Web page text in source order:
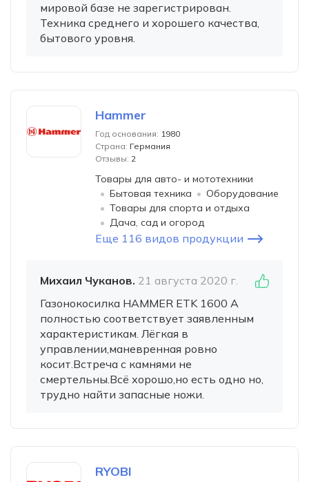
мировой базе не зарегистрирован.
Техника среднего и хорошего качества,
бытового уровня.
Hammer
Год основания: 1980
Страна: Германия
Отзывы: 2
Товары для авто- и мототехники
Бытовая техника
Оборудование
Товары для спорта и отдыха
Дача, сад и огород
Еще 116 видов продукции
Михаил Чуканов. 21 августа 2020 г.
Газонокосилка HAMMER ETK 1600 A
полностью соответствует заявленным
характеристикам. Лёгкая в
управлении,маневренная ровно
косит.Встреча с камнями не
смертельны.Всё хорошо,но есть одно но,
трудно найти запасные ножи.
RYOBI